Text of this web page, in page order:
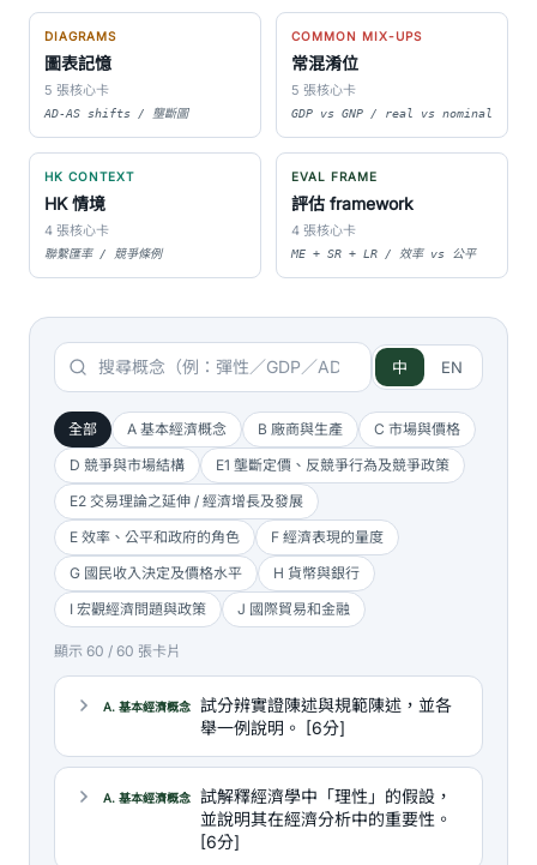
DIAGRAMS
圖表記憶
5 張核心卡
AD-AS shifts / 壟斷圖
COMMON MIX-UPS
常混淆位
5 張核心卡
GDP vs GNP / real vs nominal
HK CONTEXT
HK 情境
4 張核心卡
聯繫匯率 / 競爭條例
EVAL FRAME
評估 framework
4 張核心卡
ME + SR + LR / 效率 vs 公平
中 EN
全部 A 基本經濟概念 B 廠商與生產
C 市場與價格
D 競爭與市場結構
E1 壟斷定價、反競爭行為及競爭政策
E2 交易理論之延伸 / 經濟增長及發展
E 效率、公平和政府的角色
F 經濟表現的量度
G 國民收入決定及價格水平
H 貨幣與銀行
I 宏觀經濟問題與政策
J 國際貿易和金融
顯示 60 / 60 張卡片
A. 基本經濟概念
試分辨實證陳述與規範陳述，並各
舉一例說明。 [6分]
A. 基本經濟概念
試解釋經濟學中「理性」的假設，
並說明其在經濟分析中的重要性。
[6分]